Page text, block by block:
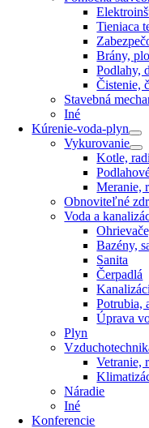
Tieniaca
Brány,
Podlahy,
Čistenie,
Stavebná
Iné
Kúrenie-voda-plyn
Vykurovanie
Kotle,
Meranie,
Obnoviteľné
Voda a
Bazény,
Sanita
Čerpadlá
Potrubia,
Úprava
Plyn
Vetranie,
Náradie
Iné
Konferencie